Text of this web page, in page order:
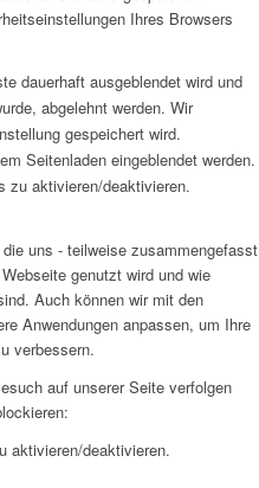
Ihres Browsers
dauerhaft ausgeblendet wird und
abgelehnt werden. Wir
gespeichert wird.
Seitenladen eingeblendet werden.
zu aktivieren/deaktivieren.
uns - teilweise zusammengefasst
genutzt wird und wie
Auch können wir mit den
Anwendungen anpassen, um Ihre
verbessern.
auf unserer Seite verfolgen
aktivieren/deaktivieren.